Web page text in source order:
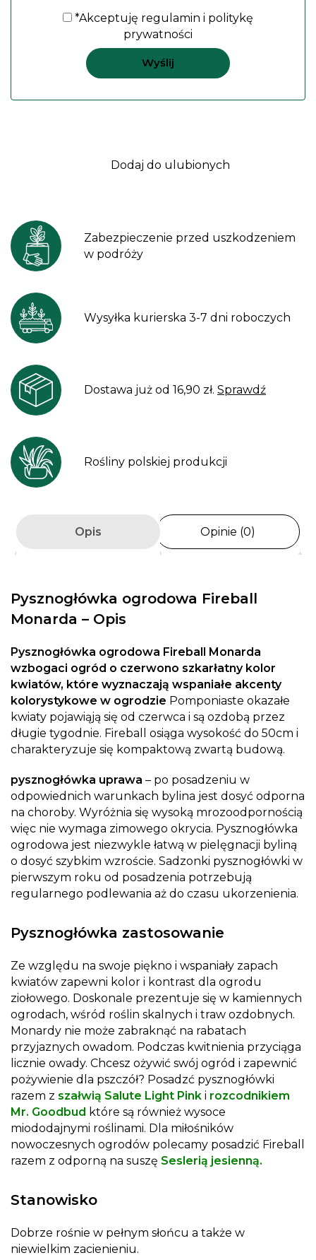
*Akceptuję regulamin i politykę
prywatności
Dodaj do ulubionych
Zabezpieczenie przed uszkodzeniem
w podróży
Wysyłka kurierska 3-7 dni roboczych
Dostawa już od 16,90 zł. Sprawdź
Rośliny polskiej produkcji
Opis Opinie (0)
Pysznogłówka ogrodowa Fireball
Monarda – Opis
Pysznogłówka ogrodowa Fireball Monarda
wzbogaci ogród o czerwono szkarłatny kolor
kwiatów, które wyznaczają wspaniałe akcenty
kolorystykowe w ogrodzie Pomponiaste okazałe
kwiaty pojawiąją się od czerwca i są ozdobą przez
długie tygodnie. Fireball osiąga wysokość do 50cm i
charakteryzuje się kompaktową zwartą budową.
pysznogłówka uprawa – po posadzeniu w
odpowiednich warunkach bylina jest dosyć odporna
na choroby. Wyróżnia się wysoką mrozoodpornością
więc nie wymaga zimowego okrycia. Pysznogłówka
ogrodowa jest niezwykle łatwą w pielęgnacji byliną
o dosyć szybkim wzroście. Sadzonki pysznogłówki w
pierwszym roku od posadzenia potrzebują
regularnego podlewania aż do czasu ukorzenienia.
Pysznogłówka zastosowanie
Ze względu na swoje piękno i wspaniały zapach
kwiatów zapewni kolor i kontrast dla ogrodu
ziołowego. Doskonale prezentuje się w kamiennych
ogrodach, wśród roślin skalnych i traw ozdobnych.
Monardy nie może zabraknąć na rabatach
przyjaznych owadom. Podczas kwitnienia przyciąga
licznie owady. Chcesz ożywić swój ogród i zapewnić
pożywienie dla pszczół? Posadzć pysznogłówki
razem z szałwią Salute Light Pink i rozcodnikiem
Mr. Goodbud które są również wysoce
miododajnymi roślinami. Dla miłośników
nowoczesnych ogrodów polecamy posadzić Fireball
razem z odporną na suszę Seslerią jesienną.
Stanowisko
Dobrze rośnie w pełnym słońcu a także w
niewielkim zacienieniu.